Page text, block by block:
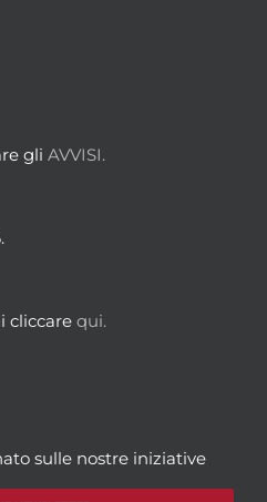
gli AVVISI.
cliccare qui.
sulle nostre iniziative